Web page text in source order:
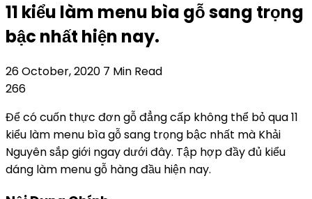
11 kiểu làm menu bìa gỗ sang trọng
bậc nhất hiện nay.
26 October, 2020 7 Min Read
266
Để có cuốn thực đơn gỗ đẳng cấp không thể bỏ qua 11
kiểu làm menu bìa gỗ sang trọng bậc nhất mà Khải
Nguyên sắp giới ngay dưới đây. Tập hợp đầy đủ kiểu
dáng làm menu gỗ hàng đầu hiện nay.